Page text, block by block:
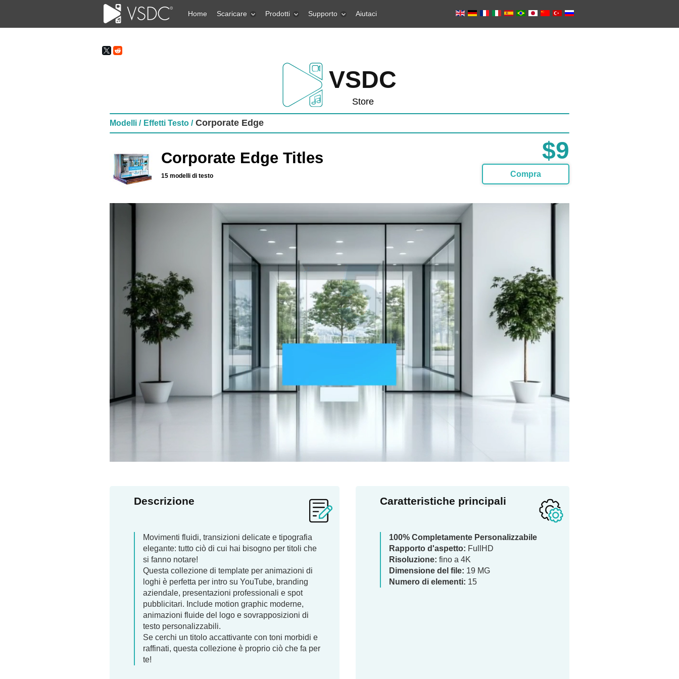
Home Scaricare Prodotti Supporto Aiutaci
VSDC
Store
Modelli / Effetti Testo /Corporate Edge
Corporate Edge Titles
15 modelli di testo
$9
Compra
Descrizione
Movimenti fluidi, transizioni delicate e tipografia
elegante: tutto ciò di cui hai bisogno per titoli che
si fanno notare!
Questa collezione di template per animazioni di
loghi è perfetta per intro su YouTube, branding
aziendale, presentazioni professionali e spot
pubblicitari. Include motion graphic moderne,
animazioni fluide del logo e sovrapposizioni di
testo personalizzabili.
Se cerchi un titolo accattivante con toni morbidi e
raffinati, questa collezione è proprio ciò che fa per
te!
Caratteristiche principali
100% Completamente Personalizzabile
Rapporto d'aspetto: FullHD
Risoluzione: fino a 4K
Dimensione del file: 19 MG
Numero di elementi: 15